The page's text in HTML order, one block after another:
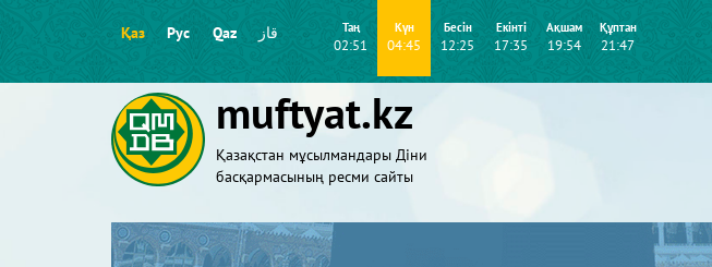
Қаз Рус Qaz قاز Таң
02:51
Күн
04:45
Бесін
12:25
Екінті
17:35
Ақшам
19:54
Құптан
21:47
muftyat.kz
Қазақстан мұсылмандары Діни
басқармасының ресми сайты